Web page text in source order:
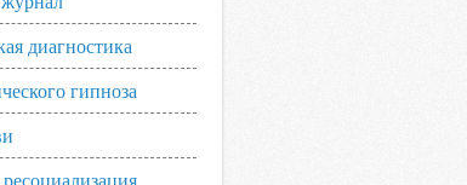
диагностика
гипноза